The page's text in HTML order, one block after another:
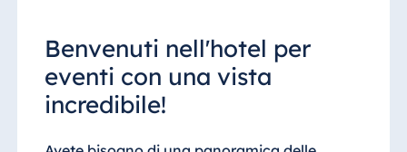
Benvenuti nell'hotel per
eventi con una vista
incredibile!